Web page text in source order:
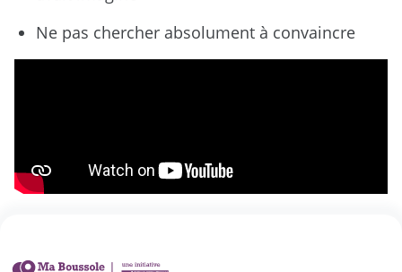
Ne pas chercher absolument à convaincre